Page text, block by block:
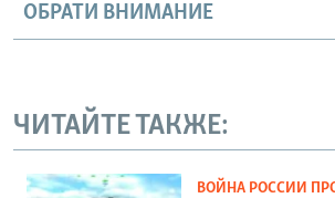
ОБРАТИ ВНИМАНИЕ
ЧИТАЙТЕ ТАКЖЕ:
ВОЙНА РОССИИ